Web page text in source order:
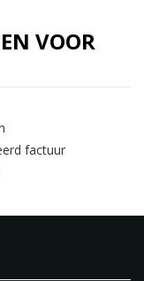
VOOR
factuur